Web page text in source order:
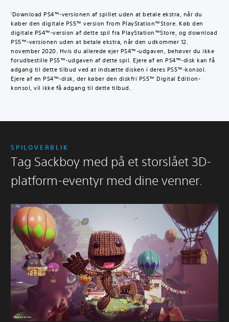
t
a
l
D
e
l
u
x
e
o
n
-
p
r
a
d
e
r
n
g
1 Download PS4™-versionen af spillet uden at betale ekstra, når du
køber den digitale PS5™ version from PlayStation™Store. Køb den
digitale PS4™-version af dette spil fra PlayStation™Store, og download
PS5™-versionen uden at betale ekstra, når den udkommer 12.
november 2020. Hvis du allerede ejer PS4™-udgaven, behøver du ikke
forudbestille PS5™-udgaven af dette spil. Ejere af en PS4™-disk kan få
adgang til dette tilbud ved at indsætte disken i deres PS5™-konsol.
Ejere af en PS4™-disk, der køber den diskfri PS5™ Digital Edition-
konsol, vil ikke få adgang til dette tilbud.
SPILOVERBLIK
Tag Sackboy med på et storslået 3D-
platform-eventyr med dine venner.